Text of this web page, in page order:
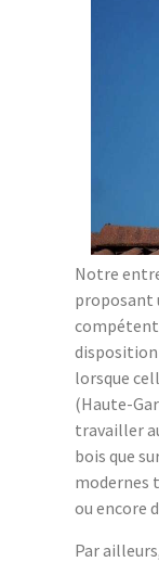
Notre
proposant
lorsque
(Haute-
travailler
bois que
modernes
ou encore
Par